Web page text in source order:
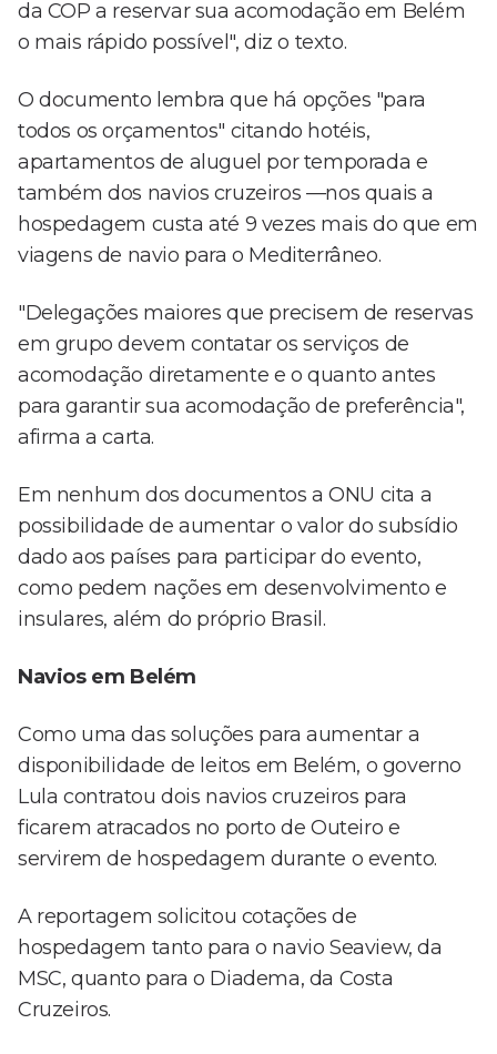
da COP a reservar sua acomodação em Belém
o mais rápido possível", diz o texto.
O documento lembra que há opções "para
todos os orçamentos" citando hotéis,
apartamentos de aluguel por temporada e
também dos navios cruzeiros —nos quais a
hospedagem custa até 9 vezes mais do que em
viagens de navio para o Mediterrâneo.
"Delegações maiores que precisem de reservas
em grupo devem contatar os serviços de
acomodação diretamente e o quanto antes
para garantir sua acomodação de preferência",
afirma a carta.
Em nenhum dos documentos a ONU cita a
possibilidade de aumentar o valor do subsídio
dado aos países para participar do evento,
como pedem nações em desenvolvimento e
insulares, além do próprio Brasil.
Navios em Belém
Como uma das soluções para aumentar a
disponibilidade de leitos em Belém, o governo
Lula contratou dois navios cruzeiros para
ficarem atracados no porto de Outeiro e
servirem de hospedagem durante o evento.
A reportagem solicitou cotações de
hospedagem tanto para o navio Seaview, da
MSC, quanto para o Diadema, da Costa
Cruzeiros.